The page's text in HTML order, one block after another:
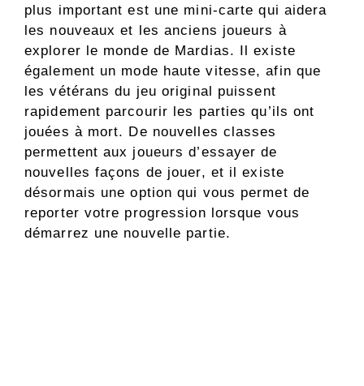
plus important est une mini-carte qui aidera
les nouveaux et les anciens joueurs à
explorer le monde de Mardias. Il existe
également un mode haute vitesse, afin que
les vétérans du jeu original puissent
rapidement parcourir les parties qu’ils ont
jouées à mort. De nouvelles classes
permettent aux joueurs d’essayer de
nouvelles façons de jouer, et il existe
désormais une option qui vous permet de
reporter votre progression lorsque vous
démarrez une nouvelle partie.